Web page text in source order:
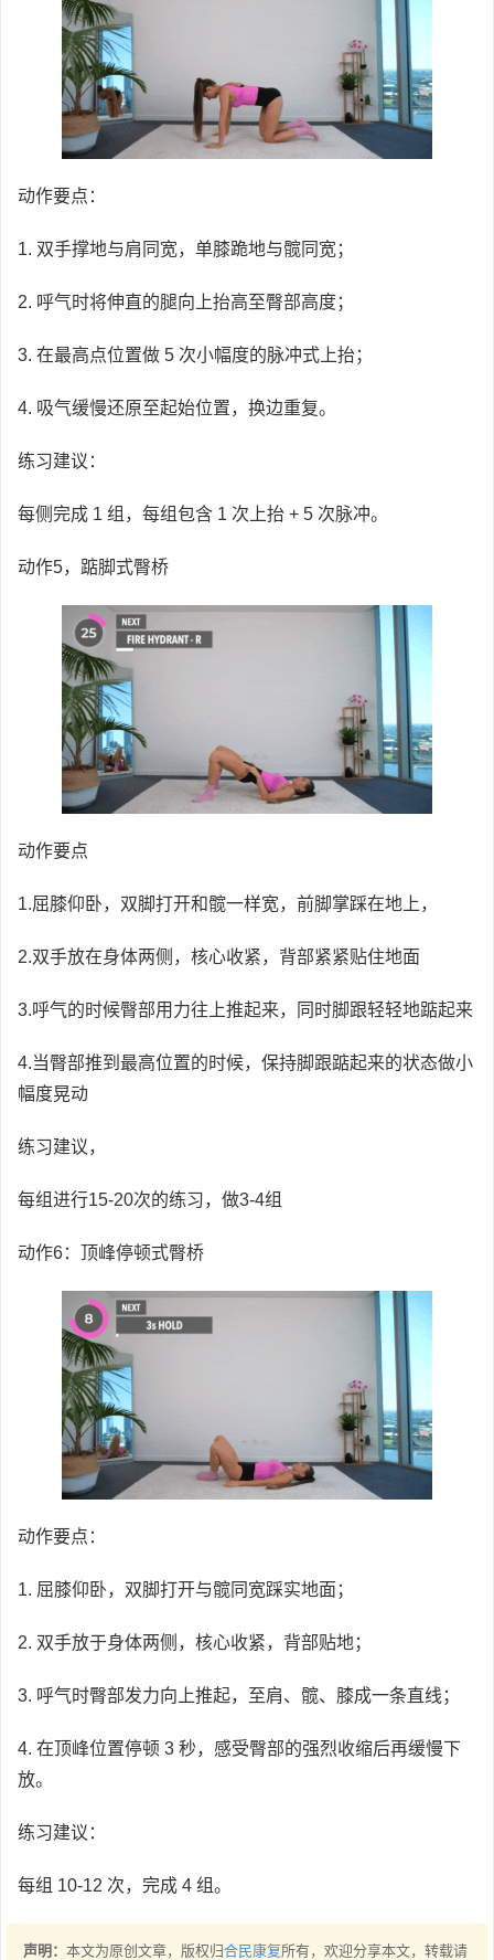
动作要点：
1. 双手撑地与肩同宽，单膝跪地与髋同宽；
2. 呼气时将伸直的腿向上抬高至臀部高度；
3. 在最高点位置做 5 次小幅度的脉冲式上抬；
4. 吸气缓慢还原至起始位置，换边重复。
练习建议：
每侧完成 1 组，每组包含 1 次上抬 + 5 次脉冲。
动作5，踮脚式臀桥
动作要点
1.屈膝仰卧，双脚打开和髋一样宽，前脚掌踩在地上，
2.双手放在身体两侧，核心收紧，背部紧紧贴住地面
3.呼气的时候臀部用力往上推起来，同时脚跟轻轻地踮起来
4.当臀部推到最高位置的时候，保持脚跟踮起来的状态做小
幅度晃动
练习建议，
每组进行15-20次的练习，做3-4组
动作6：顶峰停顿式臀桥
动作要点：
1. 屈膝仰卧，双脚打开与髋同宽踩实地面；
2. 双手放于身体两侧，核心收紧，背部贴地；
3. 呼气时臀部发力向上推起，至肩、髋、膝成一条直线；
4. 在顶峰位置停顿 3 秒，感受臀部的强烈收缩后再缓慢下
放。
练习建议：
每组 10-12 次，完成 4 组。
声明： 本文为原创文章，版权归合民康复所有，欢迎分享本文，转载请